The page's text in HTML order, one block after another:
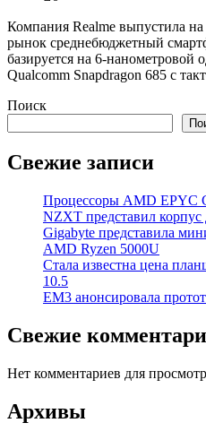
Компания Realme выпустила
рынок среднебюджетный
базируется на 6-нанометровой
Qualcomm Snapdragon 685 с
Поиск
Свежие записи
Процессоры AMD EPYC
NZXT представил
Gigabyte представила
AMD Ryzen 5000U
Стала известна цена
10.5
EM3 анонсировала
Свежие
Нет комментариев для
Архивы